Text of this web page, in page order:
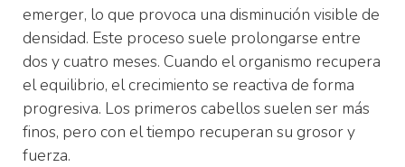
emerger, lo que provoca una disminución visible de
densidad. Este proceso suele prolongarse entre
dos y cuatro meses. Cuando el organismo recupera
el equilibrio, el crecimiento se reactiva de forma
progresiva. Los primeros cabellos suelen ser más
finos, pero con el tiempo recuperan su grosor y
fuerza.